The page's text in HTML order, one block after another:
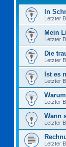
In
Letzter
Mein
Letzter
Die
Letzter
Ist es
Letzter
Letzter
Wann
Letzter
Letzter